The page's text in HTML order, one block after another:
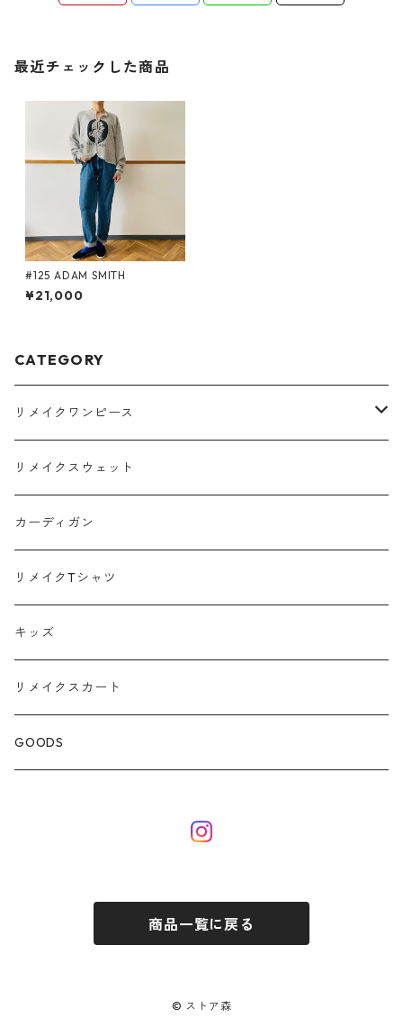
最近チェックした商品
#125 ADAM SMITH
¥21,000
CATEGORY
リメイクワンピース
Tシャツ
スウェット
ポロシャツ
リメイクスウェット
カーディガン
リメイクTシャツ
キッズ
リメイクスカート
GOODS
商品一覧に戻る
© ストア森